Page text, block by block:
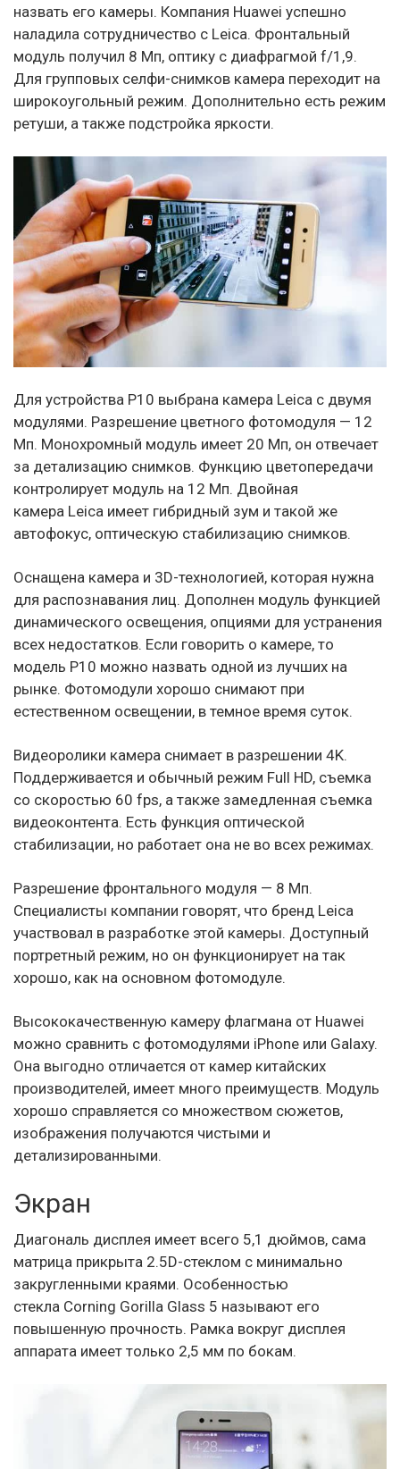
назвать его камеры. Компания Huawei успешно
наладила сотрудничество с Leica. Фронтальный
модуль получил 8 Мп, оптику с диафрагмой f/1,9.
Для групповых селфи-снимков камера переходит на
широкоугольный режим. Дополнительно есть режим
ретуши, а также подстройка яркости.
Для устройства P10 выбрана камера Leica с двумя
модулями. Разрешение цветного фотомодуля — 12
Мп. Монохромный модуль имеет 20 Мп, он отвечает
за детализацию снимков. Функцию цветопередачи
контролирует модуль на 12 Мп. Двойная
камера Leica имеет гибридный зум и такой же
автофокус, оптическую стабилизацию снимков.
Оснащена камера и 3D-технологией, которая нужна
для распознавания лиц. Дополнен модуль функцией
динамического освещения, опциями для устранения
всех недостатков. Если говорить о камере, то
модель P10 можно назвать одной из лучших на
рынке. Фотомодули хорошо снимают при
естественном освещении, в темное время суток.
Видеоролики камера снимает в разрешении 4K.
Поддерживается и обычный режим Full HD, съемка
со скоростью 60 fps, а также замедленная съемка
видеоконтента. Есть функция оптической
стабилизации, но работает она не во всех режимах.
Разрешение фронтального модуля — 8 Мп.
Специалисты компании говорят, что бренд Leica
участвовал в разработке этой камеры. Доступный
портретный режим, но он функционирует на так
хорошо, как на основном фотомодуле.
Высококачественную камеру флагмана от Huawei
можно сравнить с фотомодулями iPhone или Galaxy.
Она выгодно отличается от камер китайских
производителей, имеет много преимуществ. Модуль
хорошо справляется со множеством сюжетов,
изображения получаются чистыми и
детализированными.
Экран
Диагональ дисплея имеет всего 5,1 дюймов, сама
матрица прикрыта 2.5D-стеклом с минимально
закругленными краями. Особенностью
стекла Corning Gorilla Glass 5 называют его
повышенную прочность. Рамка вокруг дисплея
аппарата имеет только 2,5 мм по бокам.